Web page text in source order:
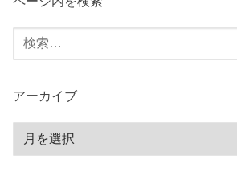
送
り
検
索:
アーカイブ